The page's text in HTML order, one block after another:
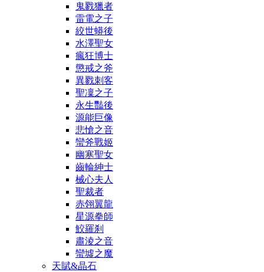
鬼戮獵者
雷電之子
絞世蟒後
水澤聖女
瘋狂博士
懲戒之斧
異戮刺客
聖凜之子
永生豔後
源能巨像
悲愴之音
蠻斧戰姬
幽寒聖女
齒輪紳士
械心夫人
聖裁者
赤翎翼龍
星源拳師
鮫羅刹
肅淩之音
蠻墟之魔
天賦&晶石